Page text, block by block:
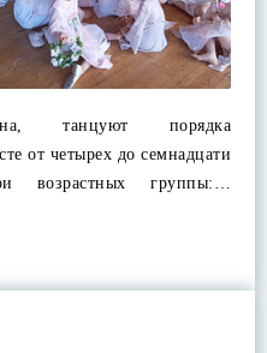
танцуют порядка
от четырех до семнадцати
возрастных группы:…